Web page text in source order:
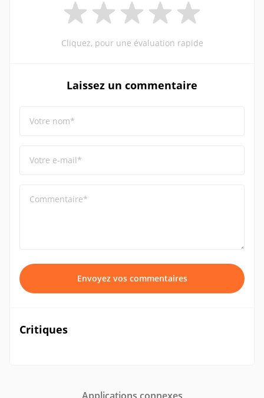
Cliquez, pour une évaluation rapide
Laissez un commentaire
Votre nom*
Votre e-mail*
Commentaire*
Envoyez vos commentaires
Critiques